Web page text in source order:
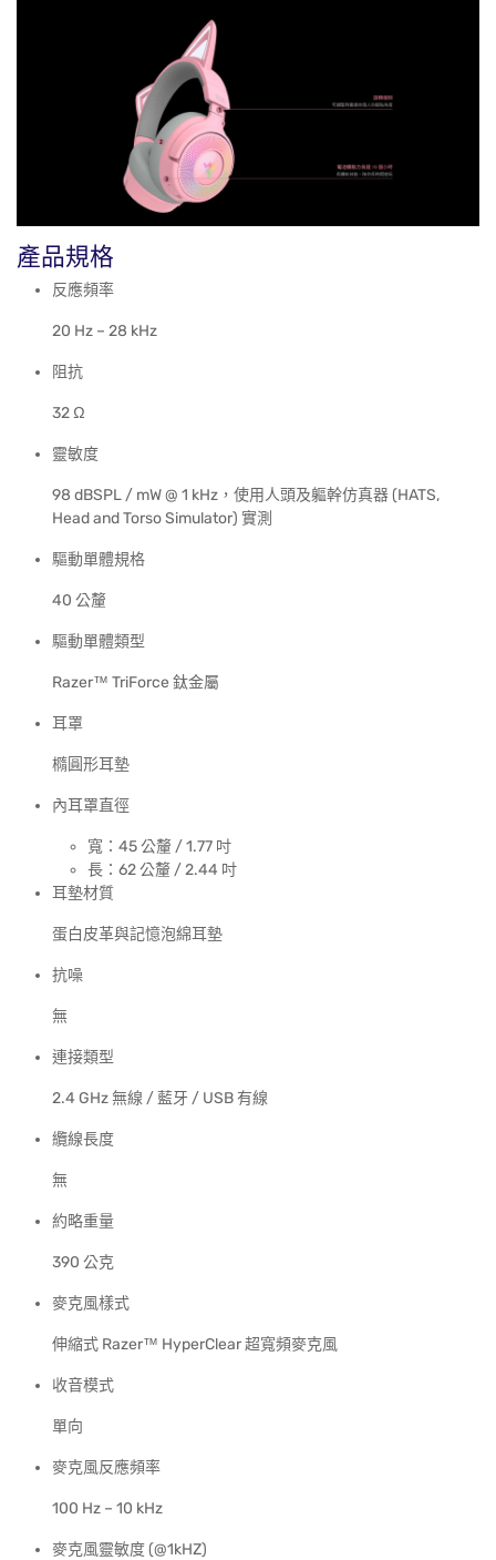
產品規格
反應頻率
20 Hz – 28 kHz
阻抗
32 Ω
靈敏度
98 dBSPL / mW @ 1 kHz，使用人頭及軀幹仿真器 (HATS,
Head and Torso Simulator) 實測
驅動單體規格
40 公釐
驅動單體類型
Razer™ TriForce 鈦金屬
耳罩
橢圓形耳墊
內耳罩直徑
寬：45 公釐 / 1.77 吋
長：62 公釐 / 2.44 吋
耳墊材質
蛋白皮革與記憶泡綿耳墊
抗噪
無
連接類型
2.4 GHz 無線 / 藍牙 / USB 有線
纜線長度
無
約略重量
390 公克
麥克風樣式
伸縮式 Razer™ HyperClear 超寬頻麥克風
收音模式
單向
麥克風反應頻率
100 Hz – 10 kHz
麥克風靈敏度 (@1kHZ)